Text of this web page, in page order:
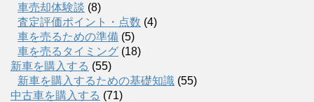
車売却体験談 (8)
査定評価ポイント・点数 (4)
車を売るための準備 (5)
車を売るタイミング (18)
新車を購入する (55)
新車を購入するための基礎知識 (55)
中古車を購入する (71)